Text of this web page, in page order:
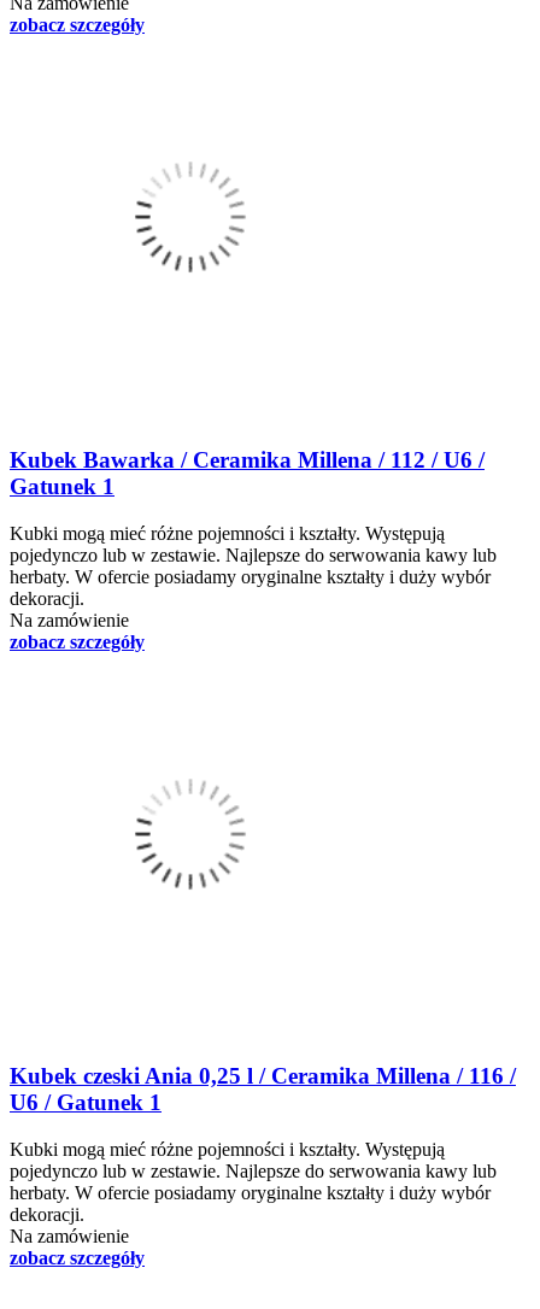
zobacz szczegóły
Kubek Bawarka / Ceramika Millena / 112 / U6 /
Gatunek 1
Kubki mogą mieć różne pojemności i kształty. Występują
pojedynczo lub w zestawie. Najlepsze do serwowania kawy lub
herbaty. W ofercie posiadamy oryginalne kształty i duży wybór
dekoracji.
Na zamówienie
zobacz szczegóły
Kubek czeski Ania 0,25 l / Ceramika Millena / 116 /
U6 / Gatunek 1
Kubki mogą mieć różne pojemności i kształty. Występują
pojedynczo lub w zestawie. Najlepsze do serwowania kawy lub
herbaty. W ofercie posiadamy oryginalne kształty i duży wybór
dekoracji.
Na zamówienie
zobacz szczegóły